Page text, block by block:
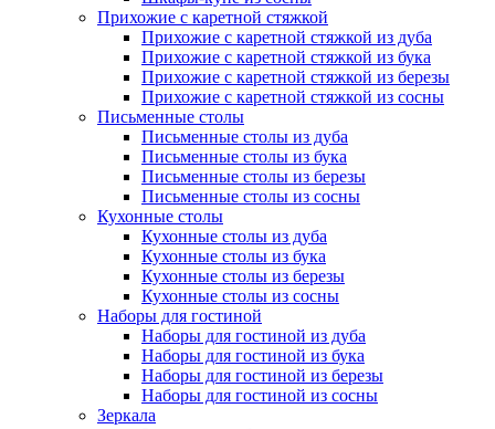
Прихожие с каретной стяжкой
Прихожие с каретной стяжкой из дуба
Прихожие с каретной стяжкой из бука
Прихожие с каретной стяжкой из березы
Прихожие с каретной стяжкой из сосны
Письменные столы
Письменные столы из дуба
Письменные столы из бука
Письменные столы из березы
Письменные столы из сосны
Кухонные столы
Кухонные столы из дуба
Кухонные столы из бука
Кухонные столы из березы
Кухонные столы из сосны
Наборы для гостиной
Наборы для гостиной из дуба
Наборы для гостиной из бука
Наборы для гостиной из березы
Наборы для гостиной из сосны
Зеркала